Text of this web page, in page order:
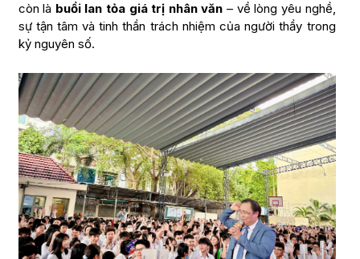
còn là buổi lan tỏa giá trị nhân văn – về lòng yêu nghề,
sự tận tâm và tinh thần trách nhiệm của người thầy trong
kỷ nguyên số.